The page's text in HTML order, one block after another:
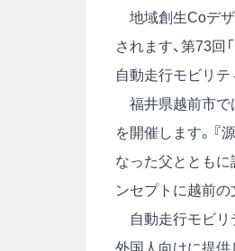
地域創生Coデザ
されます、第73回
自動走行モビリテ
福井県越前市で
を開催します。『
なった父とともに
ンセプトに越前の
自動走行モビリ
外国人向けに提供